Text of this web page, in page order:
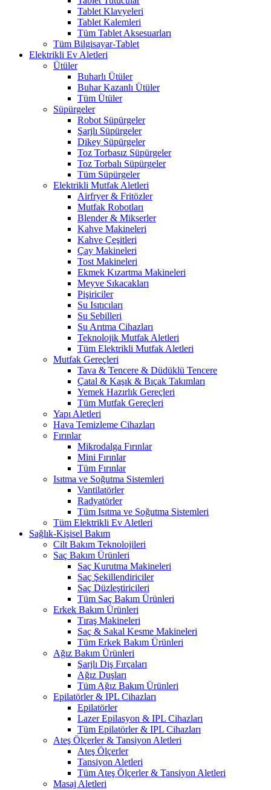
Tablet Klavyeleri
Tablet Kalemleri
Tüm Tablet Aksesuarları
Tüm Bilgisayar-Tablet
Elektrikli Ev Aletleri
Ütüler
Buharlı Ütüler
Buhar Kazanlı Ütüler
Tüm Ütüler
Süpürgeler
Robot Süpürgeler
Şarjlı Süpürgeler
Dikey Süpürgeler
Toz Torbasız Süpürgeler
Toz Torbalı Süpürgeler
Tüm Süpürgeler
Elektrikli Mutfak Aletleri
Airfryer & Fritözler
Mutfak Robotları
Blender & Mikserler
Kahve Makineleri
Kahve Çeşitleri
Çay Makineleri
Tost Makineleri
Ekmek Kızartma Makineleri
Meyve Sıkacakları
Pişiriciler
Su Isıtıcıları
Su Sebilleri
Su Arıtma Cihazları
Teknolojik Mutfak Aletleri
Tüm Elektrikli Mutfak Aletleri
Mutfak Gereçleri
Tava & Tencere & Düdüklü Tencere
Çatal & Kaşık & Bıçak Takımları
Yemek Hazırlık Gereçleri
Tüm Mutfak Gereçleri
Yapı Aletleri
Hava Temizleme Cihazları
Fırınlar
Mikrodalga Fırınlar
Mini Fırınlar
Tüm Fırınlar
Isıtma ve Soğutma Sistemleri
Vantilatörler
Radyatörler
Tüm Isıtma ve Soğutma Sistemleri
Tüm Elektrikli Ev Aletleri
Sağlık-Kişisel Bakım
Cilt Bakım Teknolojileri
Saç Bakım Ürünleri
Saç Kurutma Makineleri
Saç Şekillendiriciler
Saç Düzleştiricileri
Tüm Saç Bakım Ürünleri
Erkek Bakım Ürünleri
Tıraş Makineleri
Saç & Sakal Kesme Makineleri
Tüm Erkek Bakım Ürünleri
Ağız Bakım Ürünleri
Şarjlı Diş Fırçaları
Ağız Duşları
Tüm Ağız Bakım Ürünleri
Epilatörler & IPL Cihazları
Epilatörler
Lazer Epilasyon & IPL Cihazları
Tüm Epilatörler & IPL Cihazları
Ateş Ölçerler & Tansiyon Aletleri
Ateş Ölçerler
Tansiyon Aletleri
Tüm Ateş Ölçerler & Tansiyon Aletleri
Masaj Aletleri